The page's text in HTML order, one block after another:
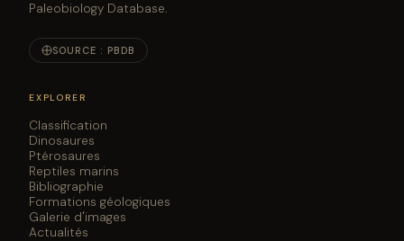
Paleobiology Database.
SOURCE : PBDB
EXPLORER
Classification
Dinosaures
Ptérosaures
Reptiles marins
Bibliographie
Formations géologiques
Galerie d'images
Actualités